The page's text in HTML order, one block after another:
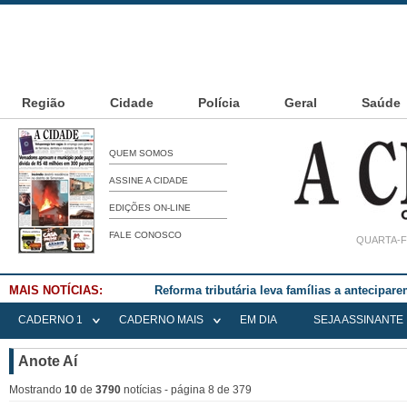
Região Cidade Polícia Geral Saúde
QUEM SOMOS
ASSINE A CIDADE
EDIÇÕES ON-LINE
FALE CONOSCO QUARTA-
MAIS NOTÍCIAS: Falece Elena Menoia Cesarin
CADERNO 1 CADERNO MAIS EM DIA SEJA ASSINANTE
Anote Aí
Mostrando 10 de 3790 notícias - página 8 de 379